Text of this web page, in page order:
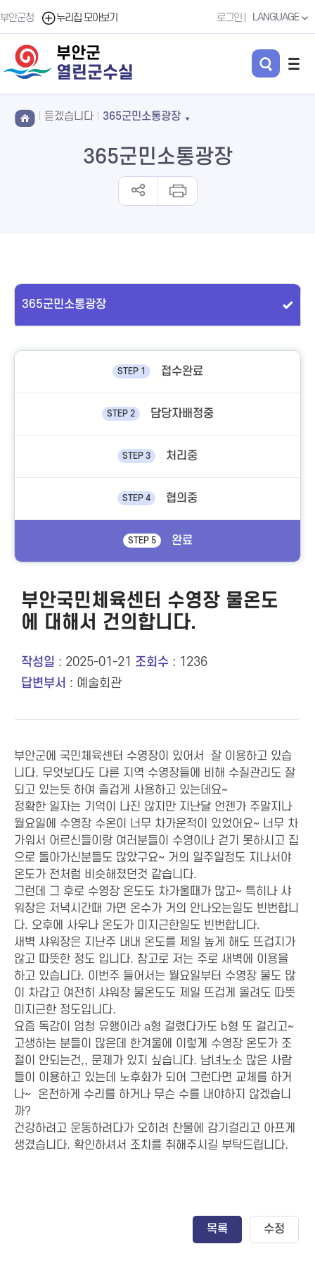
부안군청 누리집 모아보기 로그인 LANGUAGE
부안군
열린군수실
듣겠습니다 365군민소통광장
365군민소통광장
365군민소통광장
STEP 1 접수완료
STEP 2 담당자배정중
STEP 3 처리중
STEP 4 협의중
STEP 5 완료
부안국민체육센터 수영장 물온도
에 대해서 건의합니다.
작성일 : 2025-01-21 조회수 : 1236
답변부서 : 예술회관
부안군에 국민체육센터 수영장이 있어서 잘 이용하고 있습
니다. 무엇보다도 다른 지역 수영장들에 비해 수질관리도 잘
되고 있는듯 하여 즐겁게 사용하고 있는데요~
정확한 일자는 기억이 나진 않지만 지난달 언젠가 주말지나
월요일에 수영장 수온이 너무 차가운적이 있었어요~ 너무 차
가워서 어르신들이랑 여러분들이 수영이나 걷기 못하시고 집
으로 돌아가신분들도 많았구요~ 거의 일주일정도 지나서야
온도가 전처럼 비슷해졌던것 같습니다.
그런데 그 후로 수영장 온도도 차가울때가 많고~ 특히나 샤
워장은 저녁시간때 가면 온수가 거의 안나오는일도 빈번합니
다. 오후에 사우나 온도가 미지근한일도 빈번합니다.
새벽 샤워장은 지난주 내내 온도를 제일 높게 해도 뜨겁지가
않고 따뜻한 정도 입니다. 참고로 저는 주로 새벽에 이용을
하고 있습니다. 이번주 들어서는 월요일부터 수영장 물도 많
이 차갑고 여전히 샤워장 물온도도 제일 뜨겁게 올려도 따뜻
미지근한 정도입니다.
요즘 독감이 엄청 유행이라 a형 걸렸다가도 b형 또 걸리고~
고생하는 분들이 많은데 한겨울에 이렇게 수영장 온도가 조
절이 안되는건,, 문제가 있지 싶습니다. 남녀노소 많은 사람
들이 이용하고 있는데 노후화가 되어 그런다면 교체를 하거
나~ 온전하게 수리를 하거나 무슨 수를 내야하지 않겠습니
까?
건강하려고 운동하려다가 오히려 찬물에 감기걸리고 아프게
생겼습니다. 확인하셔서 조치를 취해주시길 부탁드립니다.
목록 수정